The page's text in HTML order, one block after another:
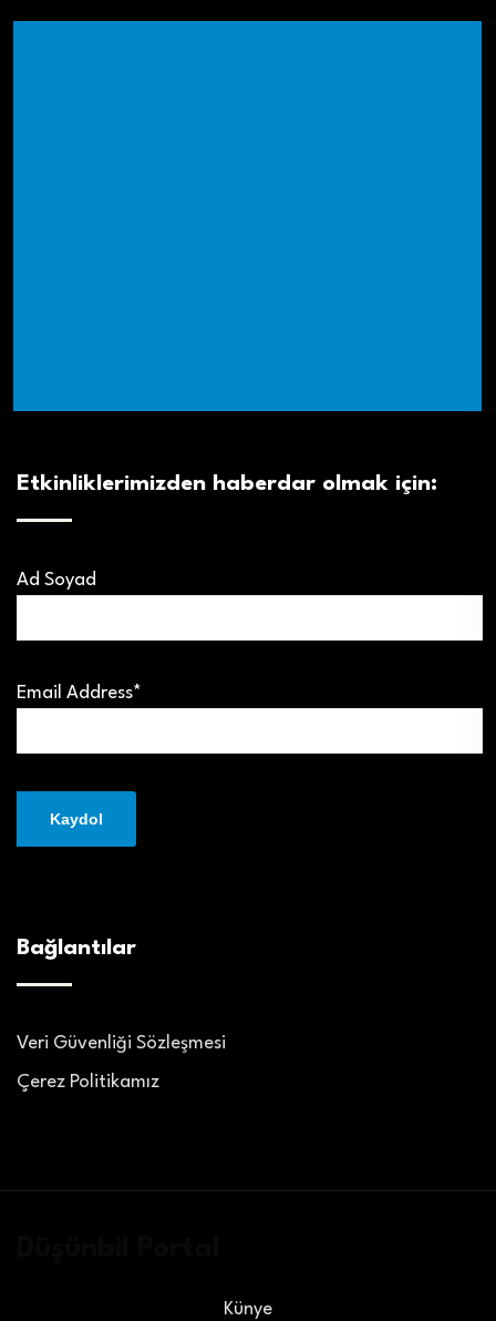
Etkinliklerimizden haberdar olmak için:
Ad Soyad
Email Address*
Bağlantılar
Veri Güvenliği Sözleşmesi
Çerez Politikamız
Künye